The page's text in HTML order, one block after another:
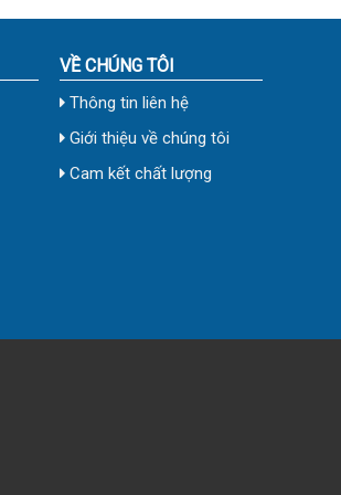
VỀ CHÚNG TÔI
Thông tin liên hệ
Giới thiệu về chúng tôi
Cam kết chất lượng